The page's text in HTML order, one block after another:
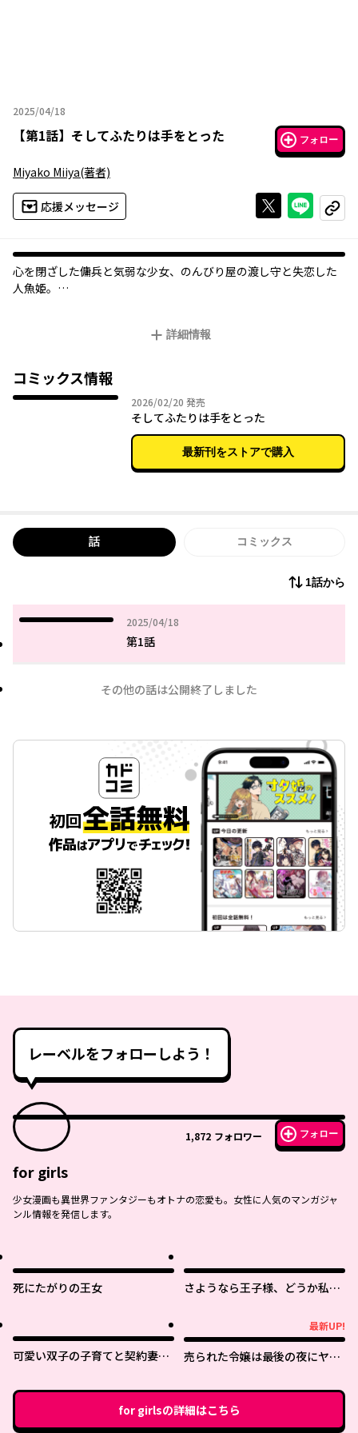
2025/04/18
2025年04月18日
【第1話】 そしてふたりは手をとった フォロー
Miyako Miiya(著者)
応援メッセージ Xで投稿する
ライン
コピー
心を閉ざした傭兵と気弱な少女、のんびり屋の渡し守と失恋した
人魚姫。
詳細情報
コミックス情報
2026/02/20 2026年02月20日
発売
そしてふたりは手をとった
最新刊をストアで購入
話 コミックス
1話から
2025/04/18
2025年04月18日
第1話
その他の話は公開終了しました
レーベルをフォローしよう！
1,872 フォロワー フォロー
for girls
少女漫画も異世界ファンタジーもオトナの恋愛も。女性に人気のマンガジャ
ンル情報を発信します。
死にたがりの王女
さようなら王子様、どうか私の
可愛い双子の子育てと契約妻は
最新UP!
売られた令嬢は最後の夜にヤリ
ていると、迎えに来たのは激重
王子様でした〜
for girlsの詳細はこちら